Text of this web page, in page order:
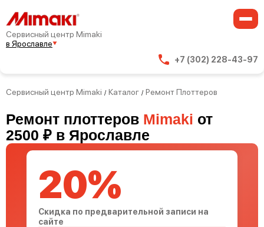
Сервисный центр Mimaki
в Ярославле
+7 (302) 228-43-97
Сервисный центр Mimaki / Каталог / Ремонт Плоттеров
Ремонт плоттеров Mimaki от
2500 ₽ в Ярославле
20%
Скидка по предварительной записи на
сайте